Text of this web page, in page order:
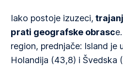
Iako postoje izuzeci,
prati geografske obrasc
region, prednjače: Island
Holandija (43,8) i Švedska